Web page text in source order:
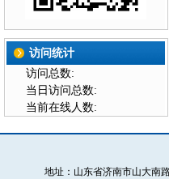
访问统计
访问总数:
当日访问总数:
当前在线人数:
地址：山东省济南市山大南